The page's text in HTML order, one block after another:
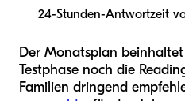
24-Stunden-Antwortzeit
Der Monatsplan
Testphase noch die
Familien dringend